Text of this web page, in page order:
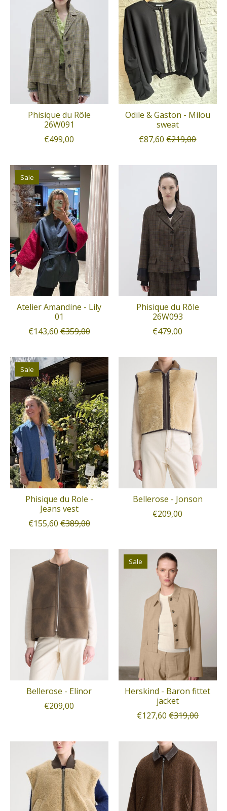
Phisique du Rôle
26W091
€499,00
Odile & Gaston - Milou
sweat
€87,60 €219,00
Sale
Atelier Amandine - Lily
01
€143,60 €359,00
Phisique du Rôle
26W093
€479,00
Sale
Phisique du Role -
Jeans vest
€155,60 €389,00
Bellerose - Jonson
€209,00
Bellerose - Elinor
€209,00
Sale
Herskind - Baron fittet
jacket
€127,60 €319,00